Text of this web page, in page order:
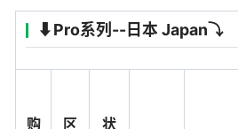
⬇️Pro系列--日本 Japan⤵️
购
区
状